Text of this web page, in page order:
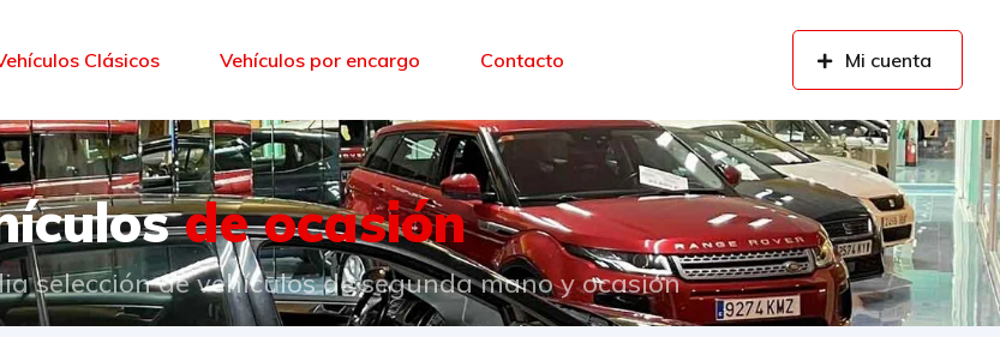
Clásicos Vehículos por encargo Contacto Mi cuenta
de ocasión
selección de vehículos de segunda mano y ocasión